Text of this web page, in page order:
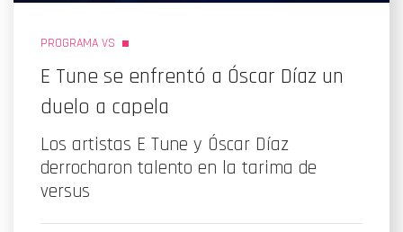
PROGRAMA VS
E Tune se enfrentó a Óscar Díaz un
duelo a capela
Los artistas E Tune y Óscar Díaz
derrocharon talento en la tarima de
versus